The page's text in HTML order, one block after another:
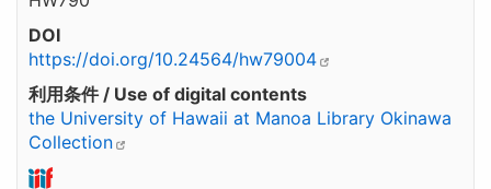
DOI
https://doi.org/10.24564/hw79004
利用条件 / Use of digital contents
the University of Hawaii at Manoa Library Okinawa
Collection